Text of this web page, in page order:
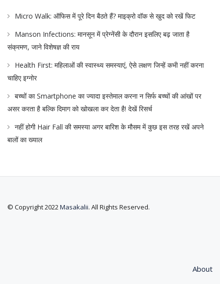
Micro Walk: ऑफिस में पूरे दिन बैठते हैं? माइक्रो वॉक से खुद को रखें फिट
Manson Infections: मानसून में प्रेग्नेंसी के दौरान इसलिए बढ़ जाता है
संक्रमण, जाने विशेषज्ञ की राय
Health First: महिलाओं की स्वास्थ्य समस्याएं, ऐसे लक्षण जिन्हें कभी नहीं करना
चाहिए इग्नोर
बच्चों का Smartphone का ज्यादा इस्तेमाल करना न सिर्फ बच्चों की आंखों पर
असर करता है बल्कि दिमाग को खोखला कर देता है! देखें रिसर्च
नहीं होगी Hair Fall की समस्या अगर बारिश के मौसम में कुछ इस तरह रखें अपने
बालों का ख्याल
© Copyright 2022Masakalii. All Rights Reserved.
About